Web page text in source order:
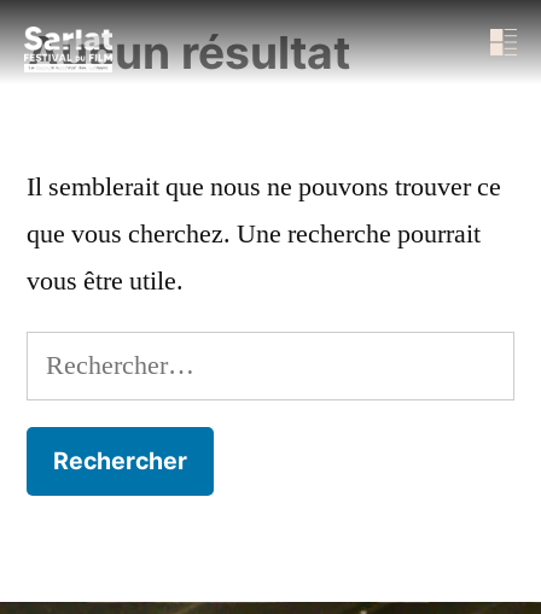
Aucun résultat
Il semblerait que nous ne pouvons trouver ce
que vous cherchez. Une recherche pourrait
vous être utile.